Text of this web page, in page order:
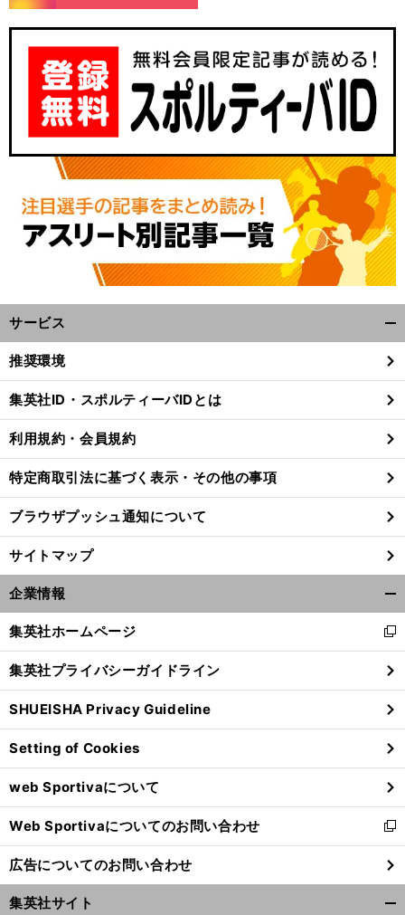
へ
サービス
閉
る
推奨環境
集英社ID・スポルティーバIDとは
利用規約・会員規約
特定商取引法に基づく表示・その他の事項
ブラウザプッシュ通知について
サイトマップ
企業情報
閉
る
集英社ホームページ
新
し
い
ウ
ィ
ン
ド
ウ
で
開
く
集英社プライバシーガイドライン
SHUEISHA Privacy Guideline
Setting of Cookies
web Sportivaについて
Web Sportivaについてのお問い合わせ
新
し
い
ウ
ィ
広告についてのお問い合わせ
集英社サイト